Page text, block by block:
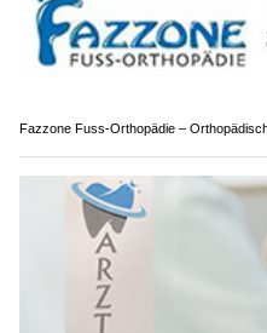
Fazzone Fuss-Orthopädie –